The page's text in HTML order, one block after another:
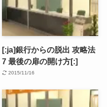
[:ja]銀行からの脱出 攻略法
7 最後の扉の開け方[:]
2015/11/16